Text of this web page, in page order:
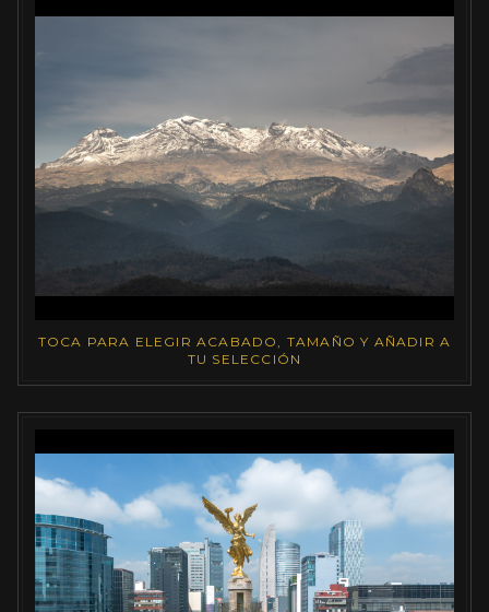
TOCA PARA ELEGIR ACABADO, TAMAÑO Y AÑADIR A
TU SELECCIÓN